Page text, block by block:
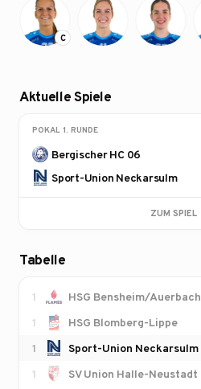
C
Aktuelle Spiele
POKAL 1. RUNDE
Bergischer HC 06
Sport-Union Neckarsulm
ZUM SPIEL
Tabelle
1 HSG Bensheim/Auerbach
1
HSG Blomberg-Lippe
1
Sport-Union Neckarsulm
1
SV Union Halle-Neustadt